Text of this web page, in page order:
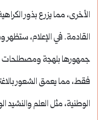
الأخرى، مما يزرع بذور
القادمة. في الإعلام، ستظهر
جمهورها بلهجة ومصطلحات
فقط، مما يعمق الشعور
الوطنية، مثل العلم والنشيد